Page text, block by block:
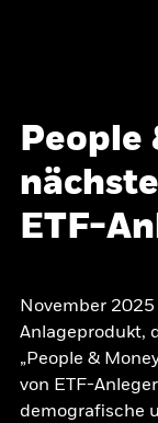
People
ETF-
November
Anlageprodukt,
„People &
von ETF-
demografische